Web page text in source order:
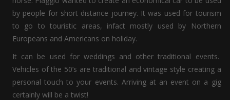
by people for short distance journey. It was used for tourism
to go to touristic areas, infact mostly used by Northern
Europeans and Americans on holiday.
It can be used for weddings and other traditional events.
Vehicles of the 50’s are traditional and vintage style creating a
personal touch to your events. Arriving at an event on a gig
certainly will be a twist!